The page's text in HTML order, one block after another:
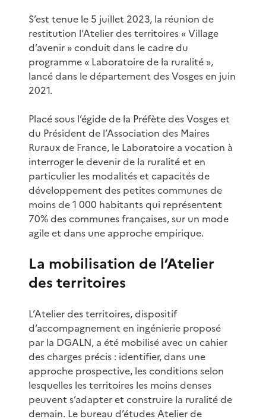
S’est tenue le 5 juillet 2023, la réunion de
restitution l’Atelier des territoires « Village
d’avenir » conduit dans le cadre du
programme « Laboratoire de la ruralité »,
lancé dans le département des Vosges en juin
2021.
Placé sous l’égide de la Préfète des Vosges et
du Président de l’Association des Maires
Ruraux de France, le Laboratoire a vocation à
interroger le devenir de la ruralité et en
particulier les modalités et capacités de
développement des petites communes de
moins de 1 000 habitants qui représentent
70% des communes françaises, sur un mode
agile et dans une approche empirique.
La mobilisation de l’Atelier
des territoires
L’Atelier des territoires, dispositif
d’accompagnement en ingénierie proposé
par la DGALN, a été mobilisé avec un cahier
des charges précis : identifier, dans une
approche prospective, les conditions selon
lesquelles les territoires les moins denses
peuvent s’adapter et construire la ruralité de
demain. Le bureau d’études Atelier de